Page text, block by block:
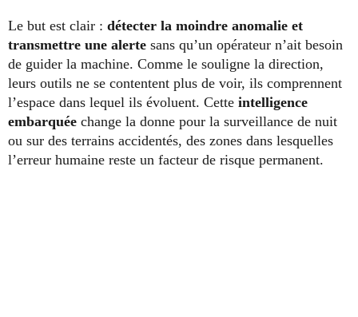
Le but est clair : détecter la moindre anomalie et
transmettre une alerte sans qu’un opérateur n’ait besoin
de guider la machine. Comme le souligne la direction,
leurs outils ne se contentent plus de voir, ils comprennent
l’espace dans lequel ils évoluent. Cette intelligence
embarquée change la donne pour la surveillance de nuit
ou sur des terrains accidentés, des zones dans lesquelles
l’erreur humaine reste un facteur de risque permanent.